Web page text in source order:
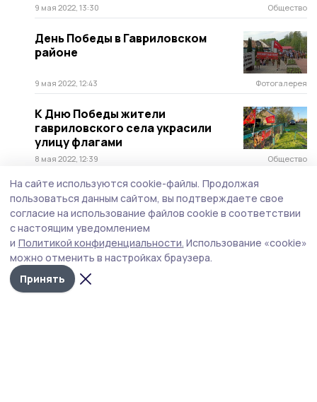
9 мая 2022, 13:30 Общество
День Победы в Гавриловском
районе
9 мая 2022, 12:43 Фотогалерея
К Дню Победы жители
гавриловского села украсили
улицу флагами
8 мая 2022, 12:39 Общество
Гавриловцы пройдут с
портретами фронтовиков в
составе Бессмертного полка
3 мая 2022, 16:13
Жители Гавриловского района
присоединились к флешмобу
#1941ГолубьМира1945
На сайте используются cookie-файлы. Продолжая
пользоваться данным сайтом, вы подтверждаете свое
согласие на использование файлов cookie в соответствии
с настоящим уведомлением
и Политикой конфиденциальности. Использование «cookie»
можно отменить в настройках браузера.
Принять